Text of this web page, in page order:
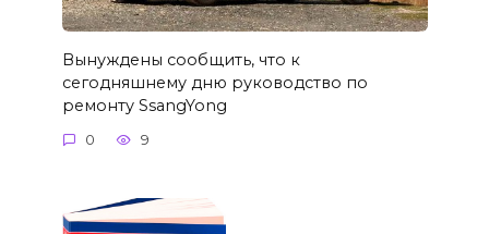
Вынуждены сообщить, что к
сегодняшнему дню руководство по
ремонту SsangYong
0 9